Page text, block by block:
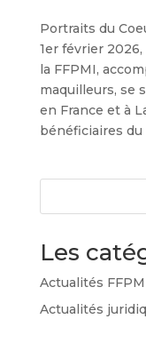
Portraits du
1er février
la FFPMI,
maquilleurs, se
en France et à
bénéficiaires du
Les
Actualités
Actualités